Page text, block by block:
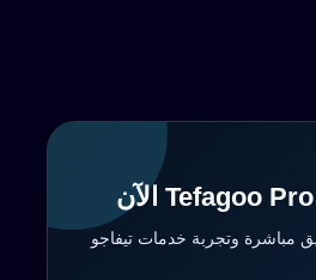
مباشرة وتجربة خدمات تيفاجو